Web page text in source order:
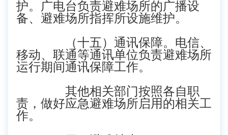
护。广电台负责避难场所的广播设
备、避难场所指挥所设施维护。
（十五）通讯保障。电信、
移动、联通等通讯单位负责避难场所
运行期间通讯保障工作。
其他相关部门按照各自职
责，做好应急避难场所启用的相关工
作。